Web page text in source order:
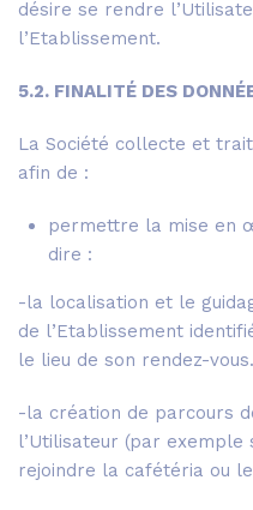
désire se rendre
l’Etablissement.
5.2. FINALITÉ DES
La Société collecte et
afin de :
permettre la mise en
dire :
-la localisation et le
de l’Etablissement
le lieu de son rendez-vous.
-la création de parcours
l’Utilisateur (par exemple
rejoindre la cafétéria ou